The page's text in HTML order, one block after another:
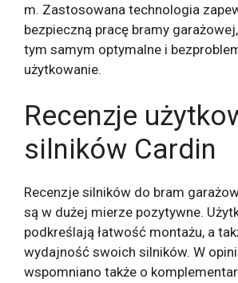
m. Zastosowana technologia
bezpieczną pracę bramy
tym samym optymalne i
użytkowanie.
Recenzje
silników Cardin
Recenzje silników do bram
są w dużej mierze pozytywne.
podkreślają łatwość montażu, a
wydajność swoich silników. W
wspomniano także o